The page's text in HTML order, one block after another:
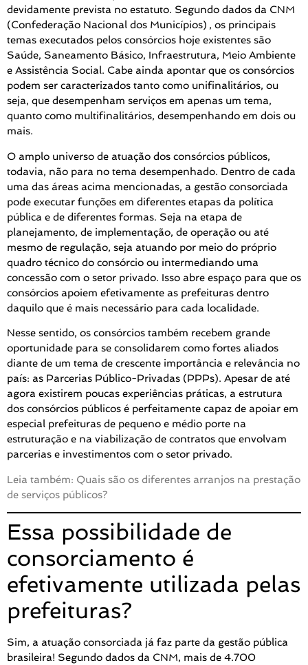
devidamente prevista no estatuto. Segundo dados da CNM
(Confederação Nacional dos Municípios) , os principais
temas executados pelos consórcios hoje existentes são
Saúde, Saneamento Básico, Infraestrutura, Meio Ambiente
e Assistência Social. Cabe ainda apontar que os consórcios
podem ser caracterizados tanto como unifinalitários, ou
seja, que desempenham serviços em apenas um tema,
quanto como multifinalitários, desempenhando em dois ou
mais.
O amplo universo de atuação dos consórcios públicos,
todavia, não para no tema desempenhado. Dentro de cada
uma das áreas acima mencionadas, a gestão consorciada
pode executar funções em diferentes etapas da política
pública e de diferentes formas. Seja na etapa de
planejamento, de implementação, de operação ou até
mesmo de regulação, seja atuando por meio do próprio
quadro técnico do consórcio ou intermediando uma
concessão com o setor privado. Isso abre espaço para que os
consórcios apoiem efetivamente as prefeituras dentro
daquilo que é mais necessário para cada localidade.
Nesse sentido, os consórcios também recebem grande
oportunidade para se consolidarem como fortes aliados
diante de um tema de crescente importância e relevância no
país: as Parcerias Público-Privadas (PPPs). Apesar de até
agora existirem poucas experiências práticas, a estrutura
dos consórcios públicos é perfeitamente capaz de apoiar em
especial prefeituras de pequeno e médio porte na
estruturação e na viabilização de contratos que envolvam
parcerias e investimentos com o setor privado.
Leia também: Quais são os diferentes arranjos na prestação
de serviços públicos?
Essa possibilidade de
consorciamento é
efetivamente utilizada pelas
prefeituras?
Sim, a atuação consorciada já faz parte da gestão pública
brasileira! Segundo dados da CNM, mais de 4.700